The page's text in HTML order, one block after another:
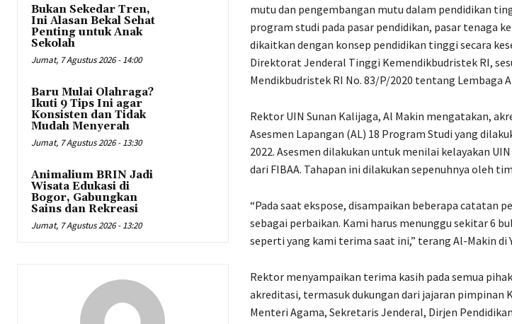
Bukan Sekedar Tren,
Ini Alasan Bekal Sehat
Penting untuk Anak
Sekolah
Jumat, 7 Agustus 2026 - 14:00
Baru Mulai Olahraga?
Ikuti 9 Tips Ini agar
Konsisten dan Tidak
Mudah Menyerah
Jumat, 7 Agustus 2026 - 13:30
Animalium BRIN Jadi
Wisata Edukasi di
Bogor, Gabungkan
Sains dan Rekreasi
Jumat, 7 Agustus 2026 - 13:20
mutu dan pengembangan mutu dalam pendidikan
program studi pada pasar pendidikan, pasar tenaga
dikaitkan dengan konsep pendidikan tinggi secara
Direktorat Jenderal Tinggi Kemendikbudristek RI,
Mendikbudristek RI No. 83/P/2020 tentang Lembaga
Rektor UIN Sunan Kalijaga, Al Makin mengatakan,
Asesmen Lapangan (AL) 18 Program Studi yang
2022. Asesmen dilakukan untuk menilai kelayakan
dari FIBAA. Tahapan ini dilakukan sepenuhnya oleh
“Pada saat ekspose, disampaikan beberapa catatan
sebagai perbaikan. Kami harus menunggu sekitar 6
seperti yang kami terima saat ini,” terang Al-Makin di
Rektor menyampaikan terima kasih pada semua
akreditasi, termasuk dukungan dari jajaran pimpinan
Menteri Agama, Sekretaris Jenderal, Dirjen